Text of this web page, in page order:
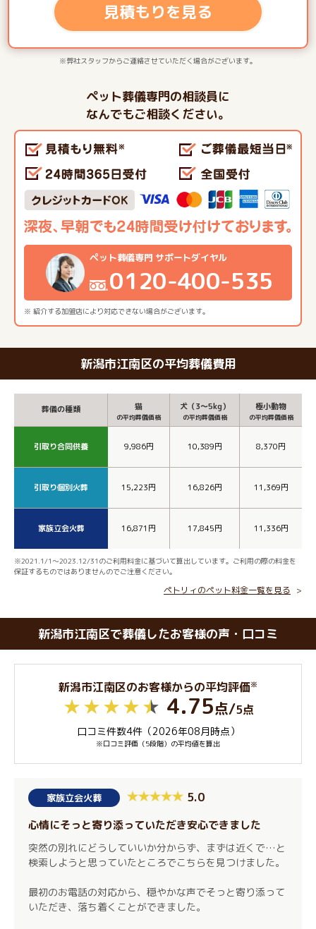
見積もりを見る
※弊社スタッフからご連絡させていただく場合がございます。
ペット葬儀専門の相談員に
なんでもご相談ください。
※ 紹介する加盟店により対応できない場合がございます。
ペット葬儀専門 サポートダイヤル
0120-400-535
新潟市江南区の平均葬儀費用
葬儀の種類 猫
の平均葬儀価格
犬（3～5kg）
の平均葬儀価格
極小動物
の平均葬儀価格
引取り合同供養 9,986円 10,389円 8,370円
引取り個別火葬 15,223円 16,826円 11,369円
家族立会火葬 16,871円 17,845円 11,336円
※2021.1/1～2023.12/31のご利用料金に基づいて算出しています。ご利用の際の料金を
保証するものではありませんのでご注意ください。
ペトリィのペット料金一覧を見る
新潟市江南区で葬儀したお客様の声・口コミ
新潟市江南区のお客様からの平均評価※
4.75点/5点
口コミ件数4件（2026年08月時点）
※口コミ評価（5段階）の平均値を算出
家族立会火葬 5.0
心情にそっと寄り添っていただき安心できました
突然の別れにどうしていいか分からず、まずは近くで…と
検索しようと思っていたところでこちらを見つけました。
最初のお電話の対応から、穏やかな声でそっと寄り添って
いただき、落ち着くことができました。